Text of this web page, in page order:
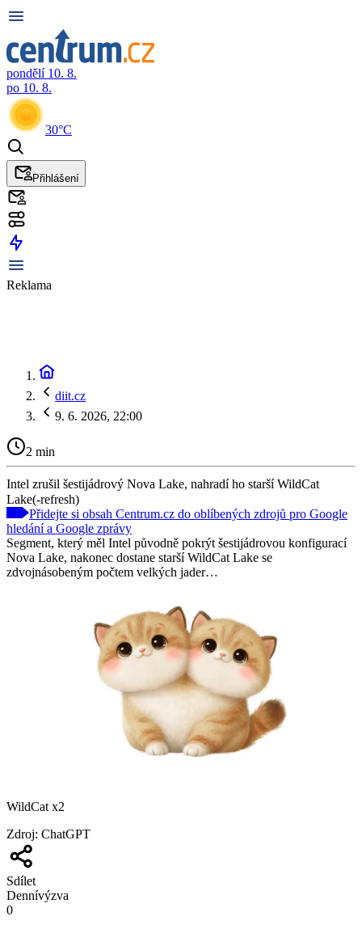
pondělí 10. 8.
po 10. 8.
30°C
Přihlášení
Reklama
diit.cz
9. 6. 2026, 22:00
2 min
Intel zrušil šestijádrový Nova Lake, nahradí ho starší WildCat
Lake(-refresh)
Přidejte si obsah Centrum.cz do oblíbených zdrojů pro Google
hledání a Google zprávy
Segment, který měl Intel původně pokrýt šestijádrovou konfigurací
Nova Lake, nakonec dostane starší WildCat Lake se
zdvojnásobeným počtem velkých jader…
WildCat x2
Zdroj: ChatGPT
Sdílet
Dennívýzva
0